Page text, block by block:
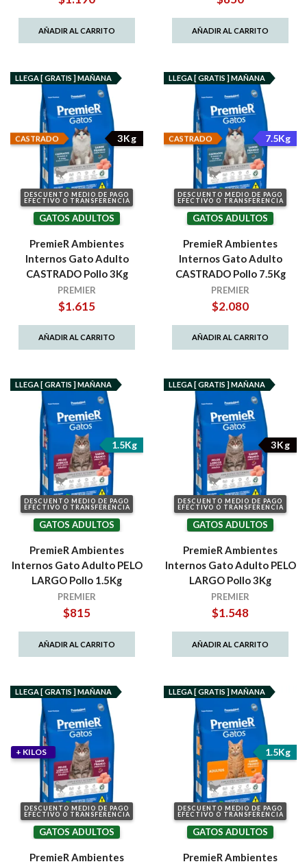
AÑADIR AL CARRITO AÑADIR AL CARRITO
DESCUENTO MEDIO DE PAGO
EFECTIVO O TRANSFERENCIA
CASTRADO 3Kg
LLEGA [ GRATIS ] MAÑANA
GATOS ADULTOS
PremieR Ambientes
Internos Gato Adulto
CASTRADO Pollo 3Kg
PREMIER
$1.615
AÑADIR AL CARRITO
DESCUENTO MEDIO DE PAGO
EFECTIVO O TRANSFERENCIA
CASTRADO 7.5Kg
LLEGA [ GRATIS ] MAÑANA
GATOS ADULTOS
PremieR Ambientes
Internos Gato Adulto
CASTRADO Pollo 7.5Kg
PREMIER
$2.080
AÑADIR AL CARRITO
DESCUENTO MEDIO DE PAGO
EFECTIVO O TRANSFERENCIA
1.5Kg
LLEGA [ GRATIS ] MAÑANA
GATOS ADULTOS
PremieR Ambientes
Internos Gato Adulto PELO
LARGO Pollo 1.5Kg
PREMIER
$815
AÑADIR AL CARRITO
DESCUENTO MEDIO DE PAGO
EFECTIVO O TRANSFERENCIA
3Kg
LLEGA [ GRATIS ] MAÑANA
GATOS ADULTOS
PremieR Ambientes
Internos Gato Adulto PELO
LARGO Pollo 3Kg
PREMIER
$1.548
AÑADIR AL CARRITO
DESCUENTO MEDIO DE PAGO
EFECTIVO O TRANSFERENCIA
+ KILOS
LLEGA [ GRATIS ] MAÑANA
GATOS ADULTOS
PremieR Ambientes
DESCUENTO MEDIO DE PAGO
EFECTIVO O TRANSFERENCIA
1.5Kg
LLEGA [ GRATIS ] MAÑANA
GATOS ADULTOS
PremieR Ambientes